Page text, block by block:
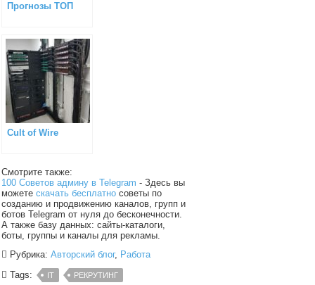
Прогнозы ТОП
Cult of Wire
Смотрите также:
100 Советов админу в Telegram - Здесь вы
можетескачать бесплатно советы по
созданию и продвижению каналов, групп и
ботов Telegram от нуля до бесконечности.
А также базу данных: сайты-каталоги,
боты, группы и каналы для рекламы.
Рубрика:Авторский блог, Работа
Tags:
IT РЕКРУТИНГ